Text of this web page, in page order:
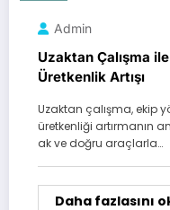
Admin
Uzaktan Çalışma
Üretkenlik Artışı
Uzaktan çalışma, ekip
üretkenliği artırmanın
ak ve doğru araçlarla…
Daha fazlasını